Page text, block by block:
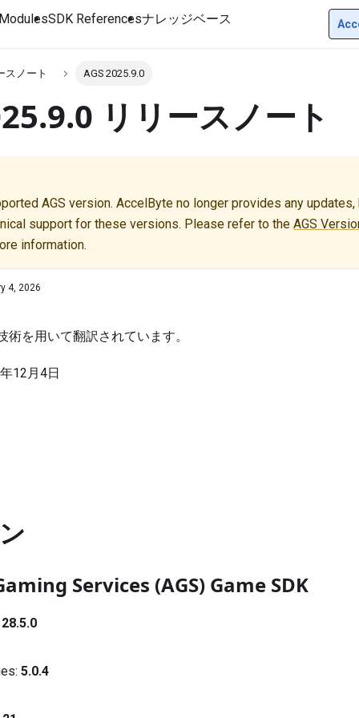
SDK Referencesナレッジベース
スノート AGS 2025.9.0
リリースノート
AGS version. AccelByte no longer provides any
support for these versions. Please refer to the AGS
information.
4, 2026
術を用いて翻訳されています。
12月4日
Services (AGS) Game SDK
28.5.0
5.0.4